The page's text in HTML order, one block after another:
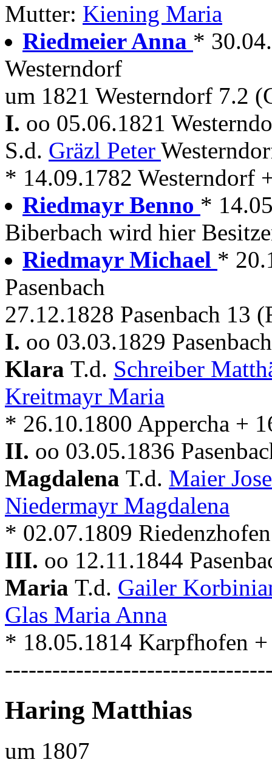
Mutter: Kiening Maria
Riedmeier Anna *
Westerndorf
um 1821 Westerndorf 7.2
I. oo 05.06.1821
S.d. Gräzl Peter
* 14.09.1782 Westerndorf
Riedmayr Benno *
Biberbach wird hier
Riedmayr Michael *
Pasenbach
27.12.1828 Pasenbach 13
I. oo 03.03.1829
Klara T.d. Schreiber
Kreitmayr Maria
* 26.10.1800 Appercha +
II. oo 03.05.1836
Magdalena T.d. Maier
Niedermayr Magdalena
* 02.07.1809 Riedenzhofen
III. oo 12.11.1844
Maria T.d. Gailer
Glas Maria Anna
* 18.05.1814 Karpfhofen +
Haring Matthias
um 1807